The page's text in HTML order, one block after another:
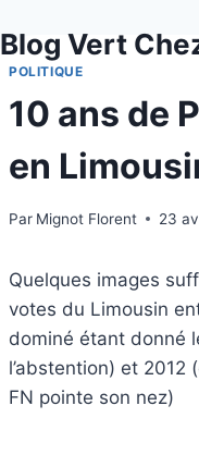
au
contenu
Blog Vert
POLITIQUE
10 ans de
en
Par Mignot Florent 23
Quelques images
votes du Limousin
dominé étant donné
l’abstention) et 2012
FN pointe son nez)